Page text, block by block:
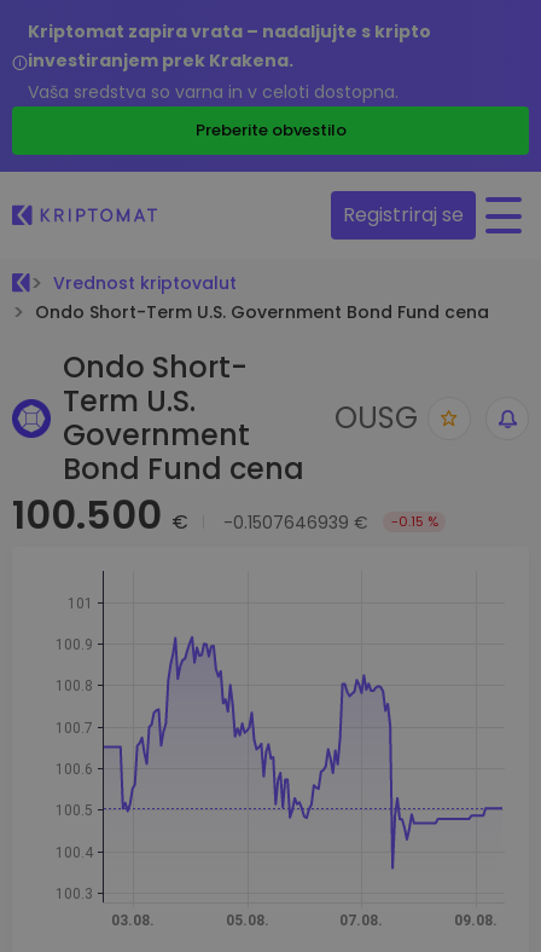
Kriptomat zapira vrata – nadaljujte s kripto
investiranjem prek Krakena.
Vaša sredstva so varna in v celoti dostopna.
Preberite obvestilo
Registriraj se
Vrednost kriptovalut
Ondo Short-Term U.S. Government Bond Fund cena
Ondo Short-
Term U.S.
Government
Bond Fund cena
OUSG
100.500 € -0.1507646939 € -0.15 %